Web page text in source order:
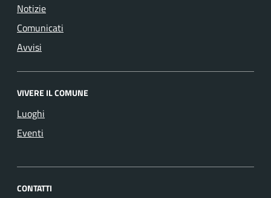
Notizie
Comunicati
Avvisi
VIVERE IL COMUNE
Luoghi
Eventi
CONTATTI